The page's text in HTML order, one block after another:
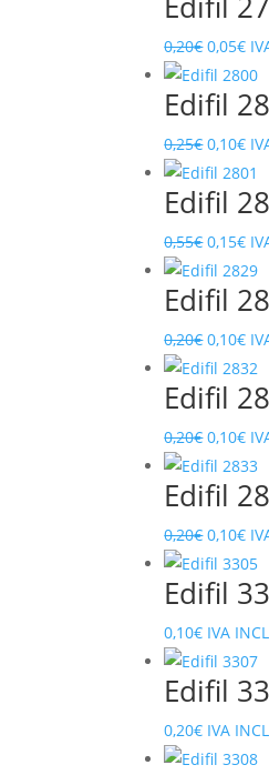
original
0,20€El
precio
original
0,05€El
Edifil
0,25€El
precio
original
0,10€El
Edifil
0,55€El
precio
original
0,15€El
Edifil
0,20€El
precio
original
0,10€El
Edifil
0,20€El
precio
original
0,10€El
Edifil
0,20€El
precio
original
0,10€El
Edifil
0,10€ IVA
Edifil
0,20€ IVA